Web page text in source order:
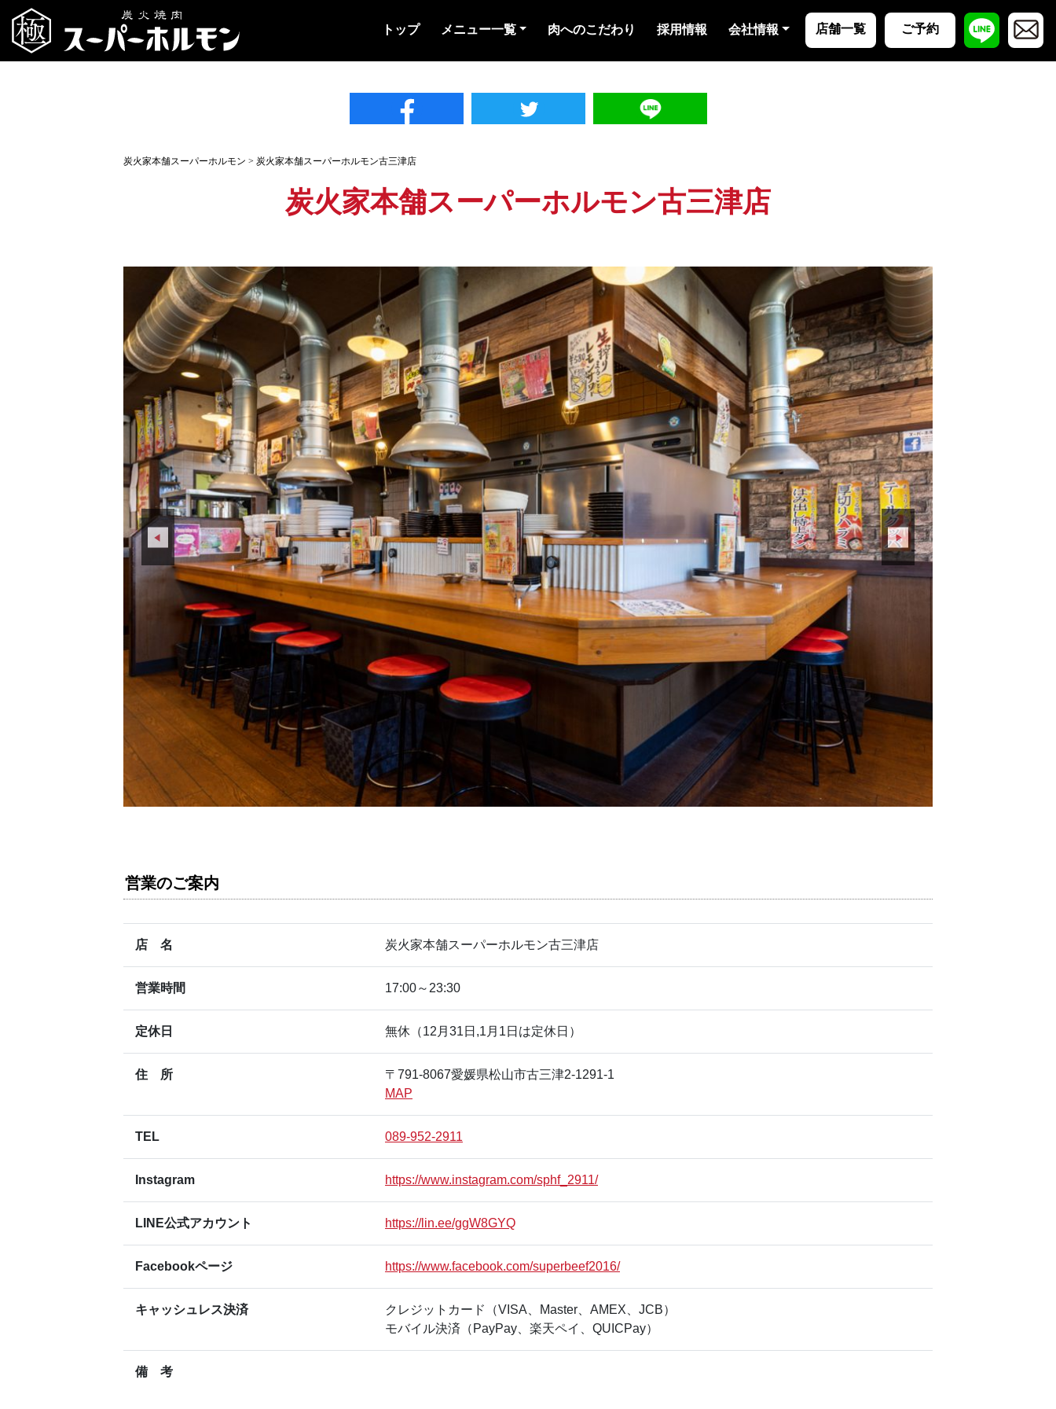
トップ メニュー一覧 肉へのこだわり 採用情報 会社情報 店舗一覧 ご予約
炭火家本舗スーパーホルモン > 炭火家本舗スーパーホルモン古三津店
炭火家本舗スーパーホルモン古三津店
営業のご案内
店 名 炭火家本舗スーパーホルモン古三津店
営業時間 17:00～23:30
定休日 無休（12月31日,1月1日は定休日）
住 所
〒791-8067愛媛県松山市古三津2-1291-1
MAP
TEL 089-952-2911
Instagram https://www.instagram.com/sphf_2911/
LINE公式アカウント https://lin.ee/ggW8GYQ
Facebookページ https://www.facebook.com/superbeef2016/
キャッシュレス決済
クレジットカード（VISA、Master、AMEX、JCB）
モバイル決済（PayPay、楽天ペイ、QUICPay）
備 考